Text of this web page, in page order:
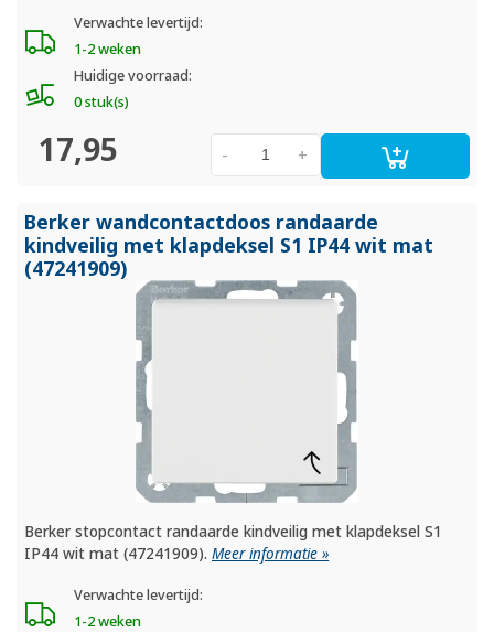
Verwachte levertijd:
1-2 weken
Huidige voorraad:
0 stuk(s)
17,95 +
-
Berker wandcontactdoos randaarde
kindveilig met klapdeksel S1 IP44 wit mat
(47241909)
Berker stopcontact randaarde kindveilig met klapdeksel S1
IP44 wit mat (47241909).Meer informatie »
Verwachte levertijd:
1-2 weken